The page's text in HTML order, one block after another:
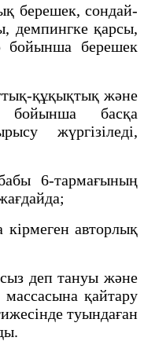
берешек, сондай-
демпингке қарсы,
бойынша берешек
құқықтық және
бойынша басқа
жүргізіледі,
6-тармағының
авторлық
деп тануы және
массасына қайтару
туындаған